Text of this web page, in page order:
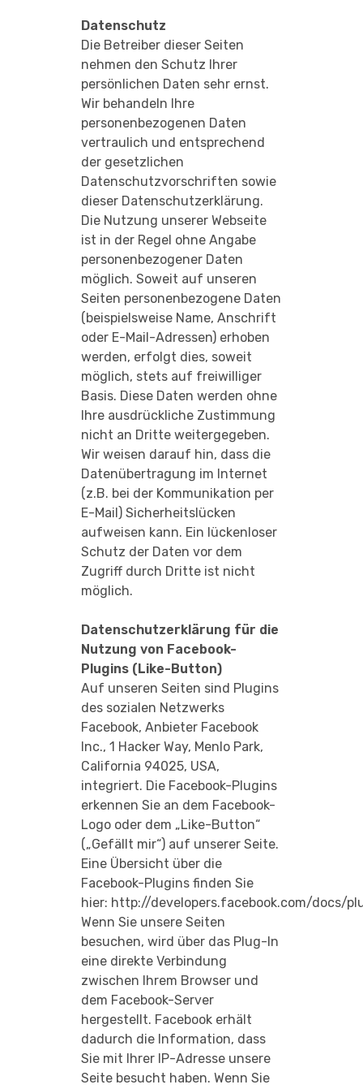
Datenschutz
Die Betreiber dieser Seiten
nehmen den Schutz Ihrer
persönlichen Daten sehr ernst.
Wir behandeln Ihre
personenbezogenen Daten
vertraulich und entsprechend
der gesetzlichen
Datenschutzvorschriften sowie
dieser Datenschutzerklärung.
Die Nutzung unserer Webseite
ist in der Regel ohne Angabe
personenbezogener Daten
möglich. Soweit auf unseren
Seiten personenbezogene Daten
(beispielsweise Name, Anschrift
oder E-Mail-Adressen) erhoben
werden, erfolgt dies, soweit
möglich, stets auf freiwilliger
Basis. Diese Daten werden ohne
Ihre ausdrückliche Zustimmung
nicht an Dritte weitergegeben.
Wir weisen darauf hin, dass die
Datenübertragung im Internet
(z.B. bei der Kommunikation per
E-Mail) Sicherheitslücken
aufweisen kann. Ein lückenloser
Schutz der Daten vor dem
Zugriff durch Dritte ist nicht
möglich.
Datenschutzerklärung für die
Nutzung von Facebook-
Plugins (Like-Button)
Auf unseren Seiten sind Plugins
des sozialen Netzwerks
Facebook, Anbieter Facebook
Inc., 1 Hacker Way, Menlo Park,
California 94025, USA,
integriert. Die Facebook-Plugins
erkennen Sie an dem Facebook-
Logo oder dem „Like-Button“
(„Gefällt mir“) auf unserer Seite.
Eine Übersicht über die
Facebook-Plugins finden Sie
hier: http://developers.facebook.com/docs/
Wenn Sie unsere Seiten
besuchen, wird über das Plug-In
eine direkte Verbindung
zwischen Ihrem Browser und
dem Facebook-Server
hergestellt. Facebook erhält
dadurch die Information, dass
Sie mit Ihrer IP-Adresse unsere
Seite besucht haben. Wenn Sie